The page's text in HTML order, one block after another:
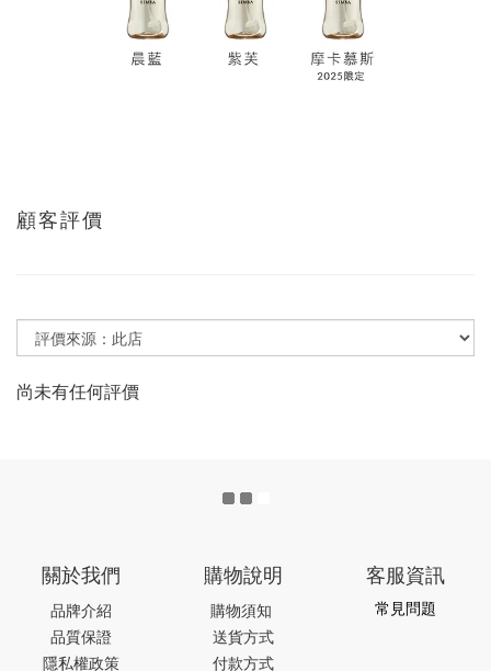
顧客評價
尚未有任何評價
關於我們
品牌介紹
品質保證
隱私權政策
購物說明
購物須知
送貨方式
付款方式
客服資訊
常見問題